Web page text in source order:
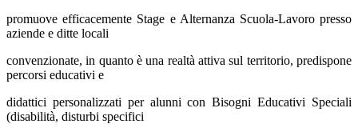
promuove efficacemente Stage e Alternanza Scuola-Lavoro presso
aziende e ditte locali
convenzionate, in quanto è una realtà attiva sul territorio, predispone
percorsi educativi e
didattici personalizzati per alunni con Bisogni Educativi Speciali
(disabilità, disturbi specifici